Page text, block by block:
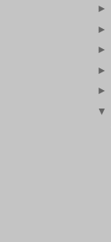
►
►
►
►
►
▼